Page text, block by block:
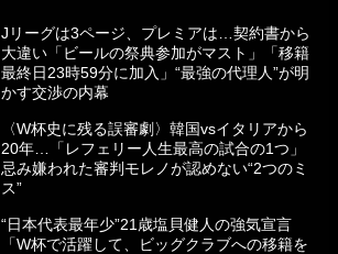
Jリーグは3ページ、プレミアは…契約書から
大違い「ビールの祭典参加がマスト」「移籍
最終日23時59分に加入」“最強の代理人”が明
かす交渉の内幕
〈W杯史に残る誤審劇〉韓国vsイタリアから
20年…「レフェリー人生最高の試合の1つ」
忌み嫌われた審判モレノが認めない“2つのミ
ス”
“日本代表最年少”21歳塩貝健人の強気宣言
「W杯で活躍して、ビッグクラブへの移籍を